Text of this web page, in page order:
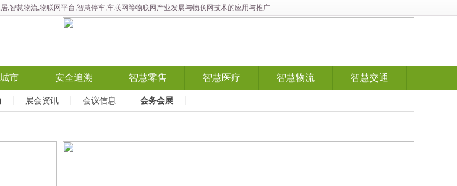
,智慧物流,物联网平台,智慧停车,车联网等物联网产业发展与物联网技术的应用与推广
市 安全追溯 智慧零售 智慧医疗 智慧物流 智慧交通
展会资讯 会议信息 会务会展